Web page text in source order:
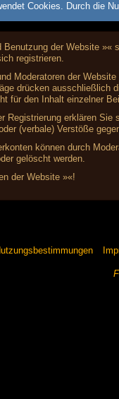
Cookies. Durch die
Benutzung der Website
registrieren.
Moderatoren der
drücken ausschließlich
für den Inhalt einzelner
Registrierung erklären
(verbale) Verstöße
können durch
gelöscht werden.
der Website »«!